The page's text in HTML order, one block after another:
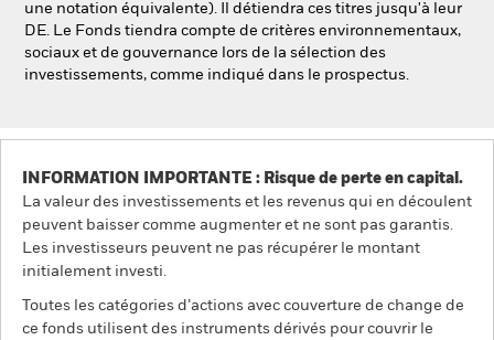
une notation équivalente). Il détiendra ces titres jusqu'à leur
DE. Le Fonds tiendra compte de critères environnementaux,
sociaux et de gouvernance lors de la sélection des
investissements, comme indiqué dans le prospectus.
INFORMATION IMPORTANTE : Risque de perte en capital.
La valeur des investissements et les revenus qui en découlent
peuvent baisser comme augmenter et ne sont pas garantis.
Les investisseurs peuvent ne pas récupérer le montant
initialement investi.
Toutes les catégories d’actions avec couverture de change de
ce fonds utilisent des instruments dérivés pour couvrir le